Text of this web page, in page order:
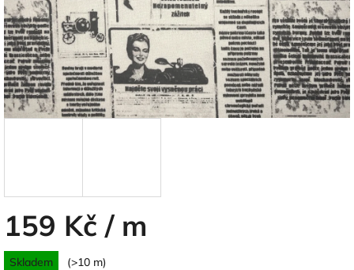
159 Kč / m
Měrná
Skladem (>10 m)